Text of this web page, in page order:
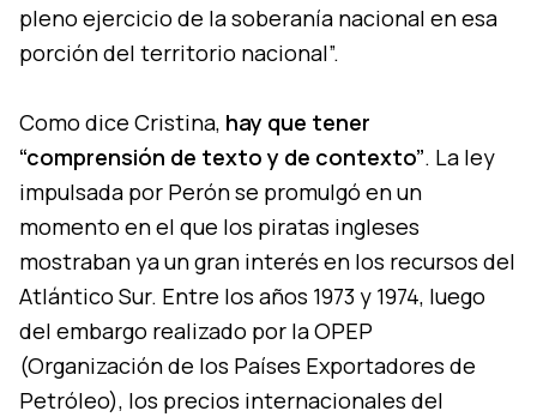
pleno ejercicio de la soberanía nacional en esa
porción del territorio nacional”.
Como dice Cristina, hay que tener
“comprensión de texto y de contexto”. La ley
impulsada por Perón se promulgó en un
momento en el que los piratas ingleses
mostraban ya un gran interés en los recursos del
Atlántico Sur. Entre los años 1973 y 1974, luego
del embargo realizado por la OPEP
(Organización de los Países Exportadores de
Petróleo), los precios internacionales del